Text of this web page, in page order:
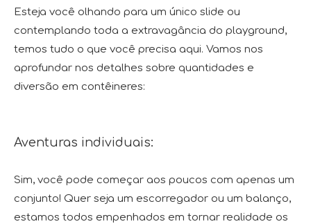
Esteja você olhando para um único slide ou
contemplando toda a extravagância do playground,
temos tudo o que você precisa aqui. Vamos nos
aprofundar nos detalhes sobre quantidades e
diversão em contêineres:
Aventuras individuais:
Sim, você pode começar aos poucos com apenas um
conjunto! Quer seja um escorregador ou um balanço,
estamos todos empenhados em tornar realidade os